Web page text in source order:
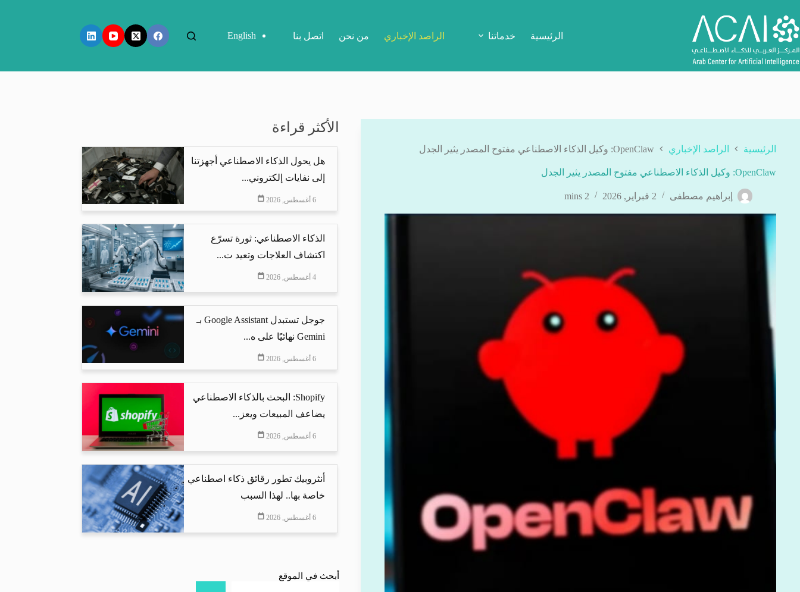
إلى
المحتوى
الرئيسية خدماتنا الراصد الإخباري من نحن اتصل بنا English
الرئيسية الراصد الإخباري OpenClaw: وكيل الذكاء الاصطناعي مفتوح المصدر يثير الجدل
OpenClaw: وكيل الذكاء الاصطناعي مفتوح المصدر يثير الجدل
إبراهيم مصطفى 2 فبراير, 2026 2 mins
الأكثر قراءة
هل يحول الذكاء الاصطناعي أجهزتنا
إلى نفايات إلكتروني...
6 أغسطس, 2026
الذكاء الاصطناعي: ثورة تسرّع
اكتشاف العلاجات وتعيد ت...
4 أغسطس, 2026
جوجل تستبدل Google Assistant بـ
Gemini نهائيًا على ه...
6 أغسطس, 2026
Shopify: البحث بالذكاء الاصطناعي
يضاعف المبيعات ويعز...
6 أغسطس, 2026
أنثروبيك تطور رقائق ذكاء اصطناعي
خاصة بها.. لهذا السبب
6 أغسطس, 2026
أبحث في الموقع